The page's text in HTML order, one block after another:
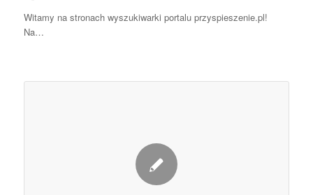
Witamy na stronach wyszukiwarki portalu przyspieszenie.pl!
Na…